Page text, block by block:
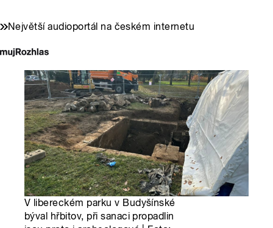
Největší audioportál na českém internetu
V libereckém parku v Budyšínské
býval hřbitov, při sanaci propadlin